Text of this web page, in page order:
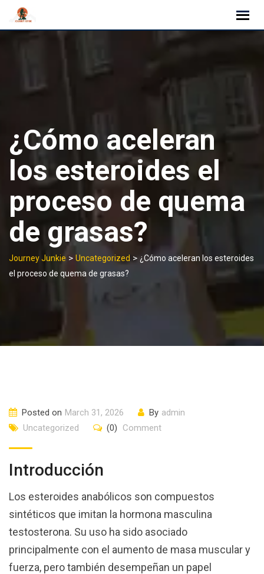
¿Cómo aceleran
los esteroides el
proceso de quema
de grasas?
Journey Junkie > Uncategorized >¿Cómo aceleran los esteroides
el proceso de quema de grasas?
Posted on March 31, 2026 By admin
Uncategorized
(0) Comment
Introducción
Los esteroides anabólicos son compuestos
sintéticos que imitan la hormona masculina
testosterona. Su uso ha sido asociado
principalmente con el aumento de masa muscular y
fuerza, pero también desempeñan un papel